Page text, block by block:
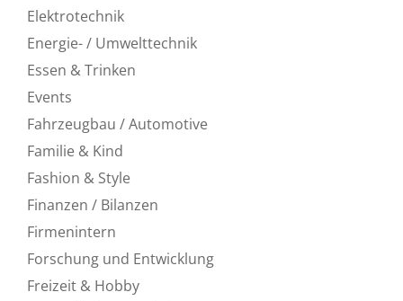
Elektrotechnik
Energie- / Umwelttechnik
Essen & Trinken
Events
Fahrzeugbau / Automotive
Familie & Kind
Fashion & Style
Finanzen / Bilanzen
Firmenintern
Forschung und Entwicklung
Freizeit & Hobby